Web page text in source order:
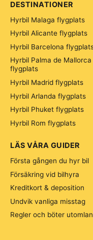
DESTINATIONER
Hyrbil Malaga flygplats
Hyrbil Alicante flygplats
Hyrbil Barcelona
Hyrbil Palma de Mallorca
flygplats
Hyrbil Madrid flygplats
Hyrbil Arlanda flygplats
Hyrbil Phuket flygplats
Hyrbil Rom flygplats
LÄS VÅRA GUIDER
Första gången du hyr bil
Försäkring vid bilhyra
Kreditkort & deposition
Undvik vanliga misstag
Regler och böter